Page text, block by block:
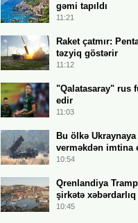
gəmi tapıldı
11:21
Raket çatmır:
təzyiq göstərir
11:12
"Qalatasaray" rus
edir
11:03
Bu ölkə
verməkdən imtina
10:54
Qrenlandiya
şirkətə xəbərdarlıq
10:45